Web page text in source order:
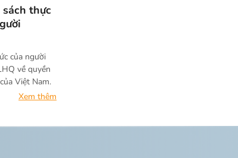
thực
của người
về quyền
Việt Nam.
Xem thêm